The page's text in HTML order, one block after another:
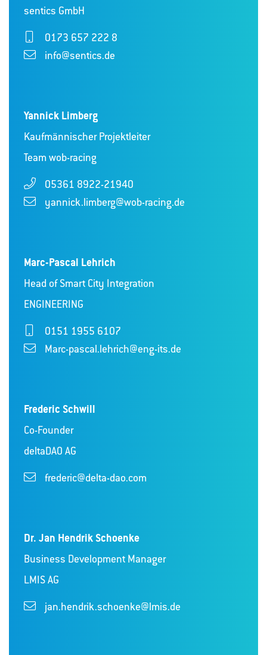
sentics GmbH
0173 657 222 8
info@sentics.de
Yannick Limberg
Kaufmännischer Projektleiter
Team wob-racing
05361 8922-21940
yannick.limberg@wob-racing.de
Marc-Pascal Lehrich
Head of Smart City Integration
ENGINEERING
0151 1955 6107
Marc-pascal.lehrich@eng-its.de
Frederic Schwill
Co-Founder
deltaDAO AG
frederic@delta-dao.com
Dr. Jan Hendrik Schoenke
Business Development Manager
LMIS AG
jan.hendrik.schoenke@lmis.de